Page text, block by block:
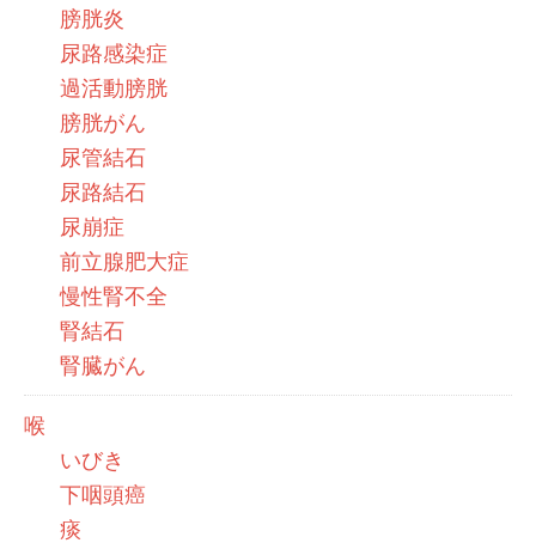
膀胱炎
尿路感染症
過活動膀胱
膀胱がん
尿管結石
尿路結石
尿崩症
前立腺肥大症
慢性腎不全
腎結石
腎臓がん
喉
いびき
下咽頭癌
痰